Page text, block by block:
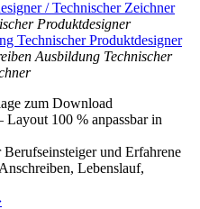
Produktdesigner
Ausbildung Technischer
zum Download
Layout 100 % anpassbar in
und Erfahrene
Lebenslauf,